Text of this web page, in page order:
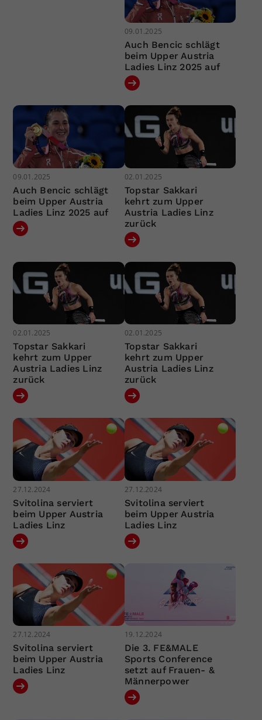
09.01.2025
Auch Bencic schlägt
beim Upper Austria
Ladies Linz 2025 auf
09.01.2025
Auch Bencic schlägt
beim Upper Austria
Ladies Linz 2025 auf
02.01.2025
Topstar Sakkari
kehrt zum Upper
Austria Ladies Linz
zurück
02.01.2025
Topstar Sakkari
kehrt zum Upper
Austria Ladies Linz
zurück
02.01.2025
Topstar Sakkari
kehrt zum Upper
Austria Ladies Linz
zurück
27.12.2024
Svitolina serviert
beim Upper Austria
Ladies Linz
27.12.2024
Svitolina serviert
beim Upper Austria
Ladies Linz
27.12.2024
Svitolina serviert
beim Upper Austria
Ladies Linz
19.12.2024
Die 3. FE&MALE
Sports Conference
setzt auf Frauen- &
Männerpower